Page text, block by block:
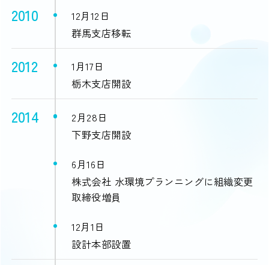
2010
12月12日
群馬支店移転
2012
1月17日
栃木支店開設
2014
2月28日
下野支店開設
6月16日
株式会社 水環境プランニングに組織変更
取締役増員
12月1日
設計本部設置